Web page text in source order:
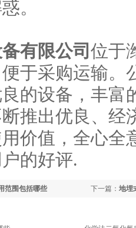
。
有限公司 位于
于采购运输。
的设备，丰富
推出优良、经
价值，全心全
的好评.
下一篇： 地埋
范围包括哪些